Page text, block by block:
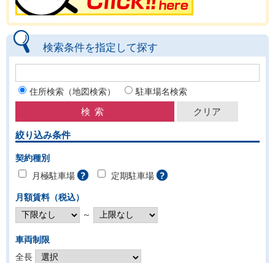
検索条件を指定して探す
住所検索（地図検索） 駐車場名検索
絞り込み条件
契約種別
月極駐車場
定期駐車場
月額賃料（税込）
～
車両制限
全長